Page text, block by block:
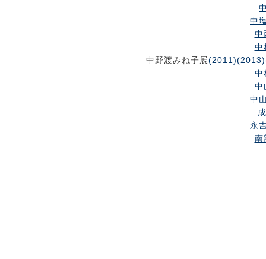
中
中
中
中野渡みね子展(2011)(2013)
中
中
中
永
南